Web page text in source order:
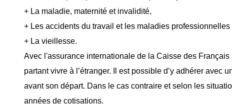
+ La maladie, maternité et invalidité,
+ Les accidents du travail et les maladies professionnelles
+ La vieillesse.
Avec l'assurance internationale de la Caisse des
partant vivre à l’étranger. Il est possible d’y adhérer
avant son départ. Dans le cas contraire et selon les
années de cotisations.